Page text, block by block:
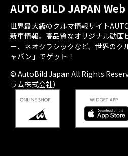
AUTO BILD JAPAN Web
世界最大級のクルマ情報サイト
新車情報。高品質なオリジナル動画
ー、ネオクラシックなど、世界のク
ャパン」でゲット！
© AutoBild Japan All Rights
ラム株式会社）